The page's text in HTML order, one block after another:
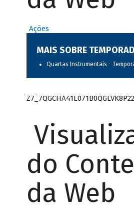
Ações
MAIS SOBRE
Quartas Instrumentais -
do
da Web